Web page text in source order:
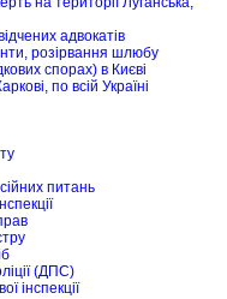
адвокатів
розірвання шлюбу
спорах) в Києві
по всій Україні
питань
(ДПС)
інспекції